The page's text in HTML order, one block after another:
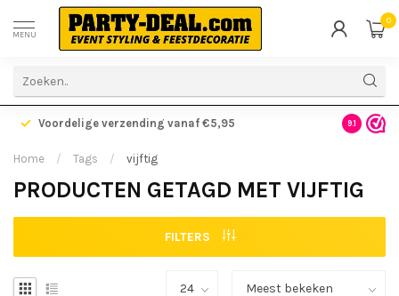
MENU
0
Voordelige verzending vanaf €5,95 Gratis
9.1
Home / Tags / vijftig
PRODUCTEN GETAGD MET VIJFTIG
FILTERS